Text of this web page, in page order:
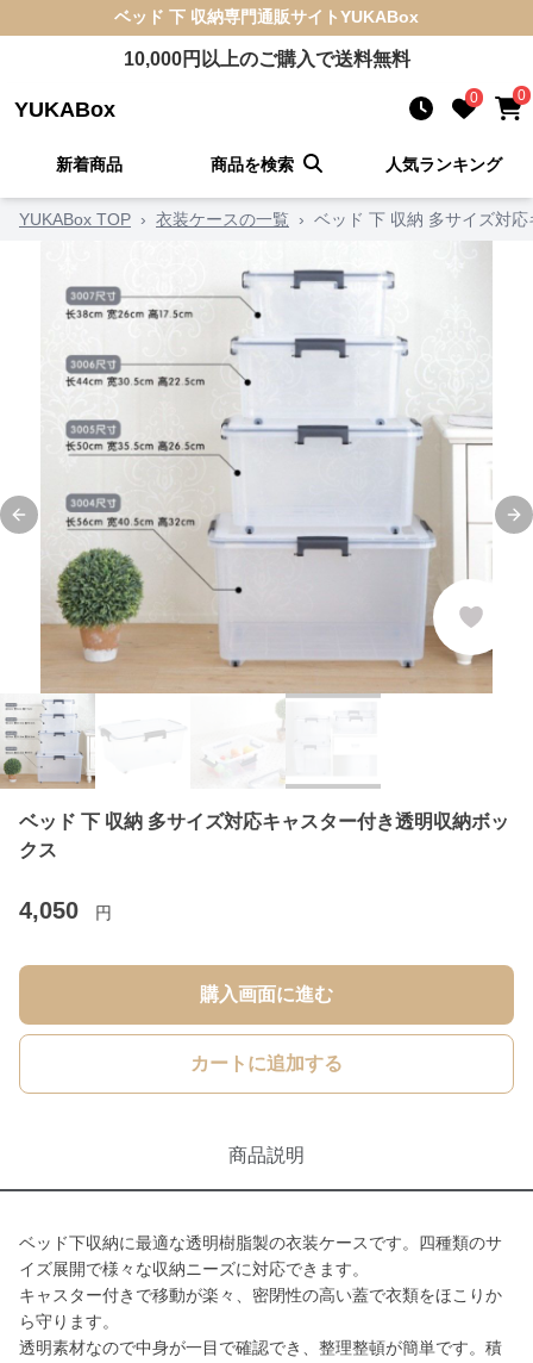
ベッド 下 収納専門通販サイトYUKABox
10,000円以上のご購入で送料無料
YUKABox 0 0
新着商品 商品を検索 人気ランキング
YUKABox TOP › 衣装ケースの一覧 › ベッド 下 収納 多サイズ対
Previous slide
ベッド 下 収納 多サイズ対応キャスター付き透明収納ボッ
クス
4,050 円
購入画面に進む
カートに追加する
商品説明
ベッド下収納に最適な透明樹脂製の衣装ケースです。四種類のサ
イズ展開で様々な収納ニーズに対応できます。
キャスター付きで移動が楽々、密閉性の高い蓋で衣類をほこりか
ら守ります。
透明素材なので中身が一目で確認でき、整理整頓が簡単です。積